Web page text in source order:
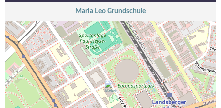
Maria Leo Grundschule